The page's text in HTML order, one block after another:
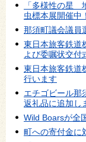
「多様性の星
虫標本展開催中！
那須町議会議員
東日本旅客鉄道
よび委嘱状交付
東日本旅客鉄道
行います
エチゴビール那
返礼品に追加し
Wild Boarsが全
町への寄付金に